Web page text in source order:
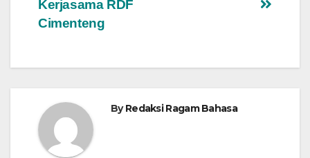
Kerjasama RDF
Cimenteng
ByRedaksi Ragam Bahasa